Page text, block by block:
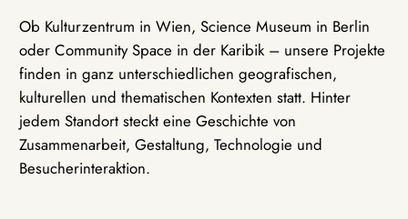
Ob Kulturzentrum in Wien, Science Museum in Berlin
oder Community Space in der Karibik – unsere Projekte
finden in ganz unterschiedlichen geografischen,
kulturellen und thematischen Kontexten statt. Hinter
jedem Standort steckt eine Geschichte von
Zusammenarbeit, Gestaltung, Technologie und
Besucherinteraktion.